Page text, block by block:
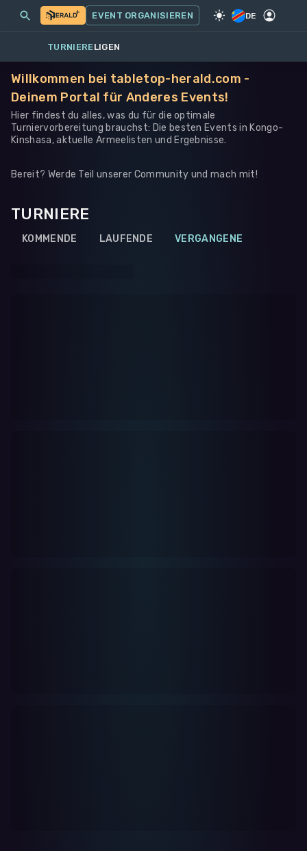
SPIEL·ANDERES
MEINE EVENTS MEHR
EVENT ORGANISIEREN DE
TURNIERELIGEN
Willkommen bei tabletop-herald.com -
Deinem Portal für Anderes Events!
Hier findest du alles, was du für die optimale
Turniervorbereitung brauchst: Die besten Events in Kongo-
Kinshasa, aktuelle Armeelisten und Ergebnisse.
Bereit? Werde Teil unserer Community und mach mit!
TURNIERE
KOMMENDE LAUFENDE VERGANGENE